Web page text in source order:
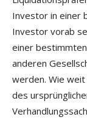
Investor in einer
Investor vorab
einer
anderen
werden. Wie
des